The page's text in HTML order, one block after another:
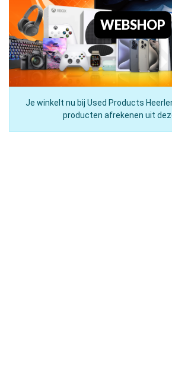
WEBSHOP
Je winkelt nu bij Used Products
producten afrekenen uit